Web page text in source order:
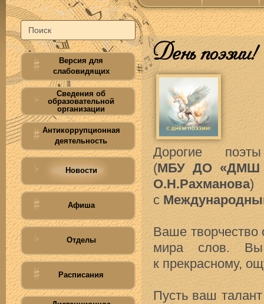
Версия для
слабовидящих
Сведения об
образовательной
организации
Антикоррупционная
деятельность
Новости
Афиша
Отделы
Расписания
День поэзии!
Дорогие
(МБУ ДО «ДМШ
О.Н.Рахманова)
с
Ваше творчество
мира слов. Вы
к прекрасному,
Пусть ваш